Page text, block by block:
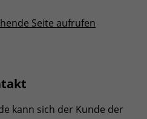
Seite aufrufen
kann sich der Kunde der